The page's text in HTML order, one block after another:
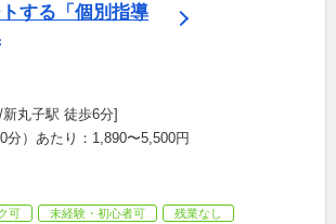
する「個別指導
丸子駅 徒歩6分]
分）あたり：1,890〜5,500円
可 未経験・初心者可
残業なし